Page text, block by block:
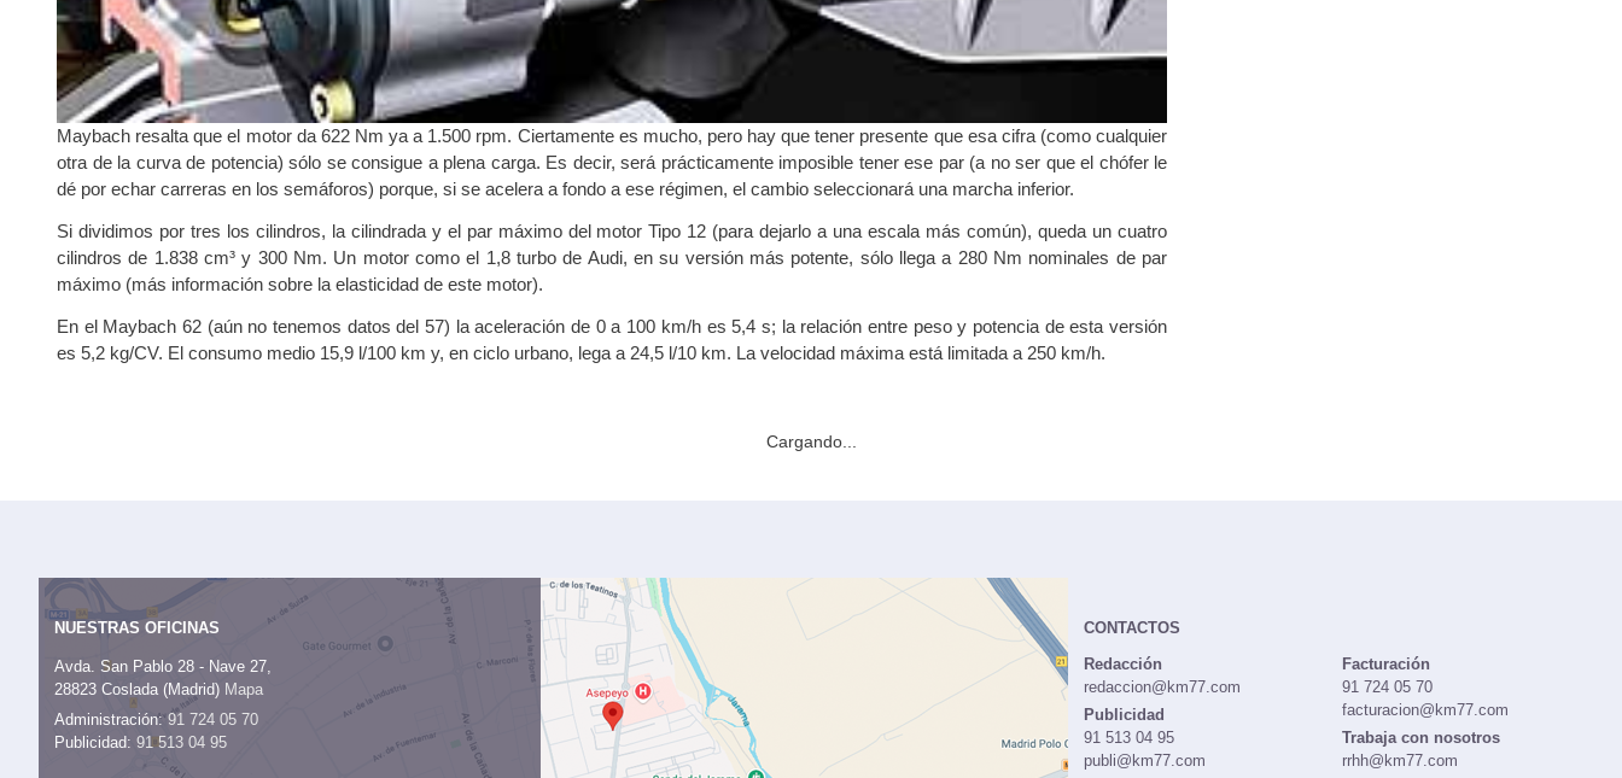
Maybach resalta que el motor da 622 Nm ya a 1.500 rpm. Ciertamente es mucho, pero hay que tener presente que esa cifra (como cualquier
otra de la curva de potencia) sólo se consigue a plena carga. Es decir, será prácticamente imposible tener ese par (a no ser que el chófer le
dé por echar carreras en los semáforos) porque, si se acelera a fondo a ese régimen, el cambio seleccionará una marcha inferior.
Si dividimos por tres los cilindros, la cilindrada y el par máximo del motor Tipo 12 (para dejarlo a una escala más común), queda un cuatro
cilindros de 1.838 cm³ y 300 Nm. Un motor como el 1,8 turbo de Audi, en su versión más potente, sólo llega a 280 Nm nominales de par
máximo (más información sobre la elasticidad de este motor).
En el Maybach 62 (aún no tenemos datos del 57) la aceleración de 0 a 100 km/h es 5,4 s; la relación entre peso y potencia de esta versión
es 5,2 kg/CV. El consumo medio 15,9 l/100 km y, en ciclo urbano, lega a 24,5 l/10 km. La velocidad máxima está limitada a 250 km/h.
Cargando...
NUESTRAS OFICINAS
Avda. San Pablo 28 - Nave 27,
28823 Coslada (Madrid) Mapa
Administración:91 724 05 70
Publicidad: 91 513 04 95
CONTACTOS
Redacción
redaccion@km77.com
Publicidad
91 513 04 95
publi@km77.com
Facturación
91 724 05 70
facturacion@km77.com
Trabaja con nosotros
rrhh@km77.com